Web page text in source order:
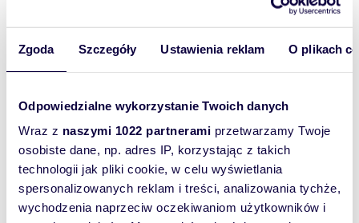
Zgoda Szczegóły Ustawienia reklam O plikach
Odpowiedzialne wykorzystanie Twoich danych
Wraz z naszymi 1022 partnerami przetwarzamy Twoje
osobiste dane, np. adres IP, korzystając z takich
technologii jak pliki cookie, w celu wyświetlania
spersonalizowanych reklam i treści, analizowania tychże,
wychodzenia naprzeciw oczekiwaniom użytkowników i
2 2 34,52 m 2 531 608 zł
2 3 66,83 m 935 620 zł